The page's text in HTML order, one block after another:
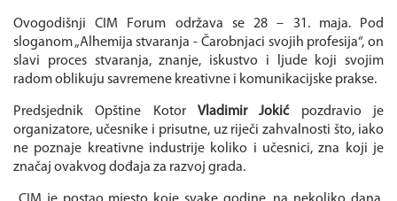
Ovogodišnji CIM Forum održava se 28 – 31. maja. Pod
sloganom „Alhemija stvaranja - Čarobnjaci svojih profesija“, on
slavi proces stvaranja, znanje, iskustvo i ljude koji svojim
radom oblikuju savremene kreativne i komunikacijske prakse.
Predsjednik Opštine Kotor Vladimir Jokićpozdravio je
organizatore, učesnike i prisutne, uz riječi zahvalnosti što, iako
ne poznaje kreativne industrije koliko i učesnici, zna koji je
značaj ovakvog dođaja za razvoj grada.